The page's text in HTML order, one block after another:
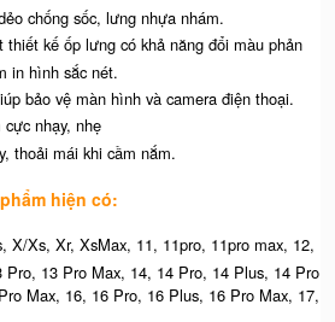
chống sốc, lưng nhựa nhám.
kế ốp lưng có khả năng đổi màu phản
in hình sắc nét.
bảo vệ màn hình và camera điện thoại.
nhạy, nhẹ
thoải mái khi cầm nắm.
hiện có:
X/Xs, Xr, XsMax, 11, 11pro, 11pro max, 12,
13 Pro Max, 14, 14 Pro, 14 Plus, 14 Pro
Max, 16, 16 Pro, 16 Plus, 16 Pro Max, 17,